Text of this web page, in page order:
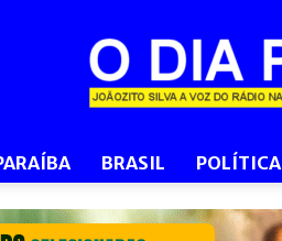
O
BRASIL POLÍTICA